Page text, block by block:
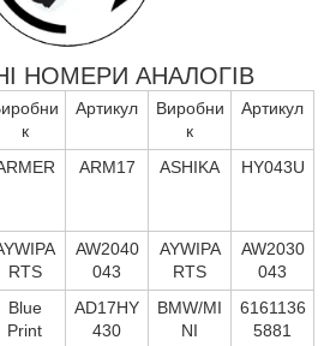
НОМЕРИ АНАЛОГІВ
к
Артикул
Виробни
к
Артикул
ARM17 ASHIKA HY043U
RTS
AW2040
043
AYWIPA
RTS
AW2030
043
Blue
Print
AD17HY
430
BMW/MI
NI
6161136
5881